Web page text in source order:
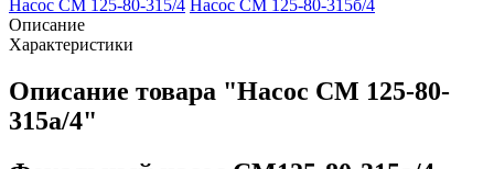
Насос СМ 125-80-315/4 Насос СМ 125-80-315б/4
Описание
Характеристики
Описание товара "Насос СМ 125-80-
315а/4"